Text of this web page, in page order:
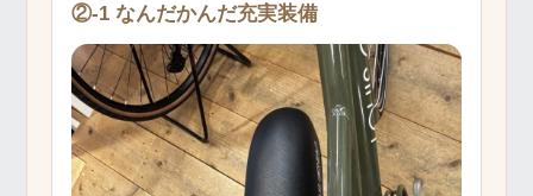
②-1 なんだかんだ充実装備